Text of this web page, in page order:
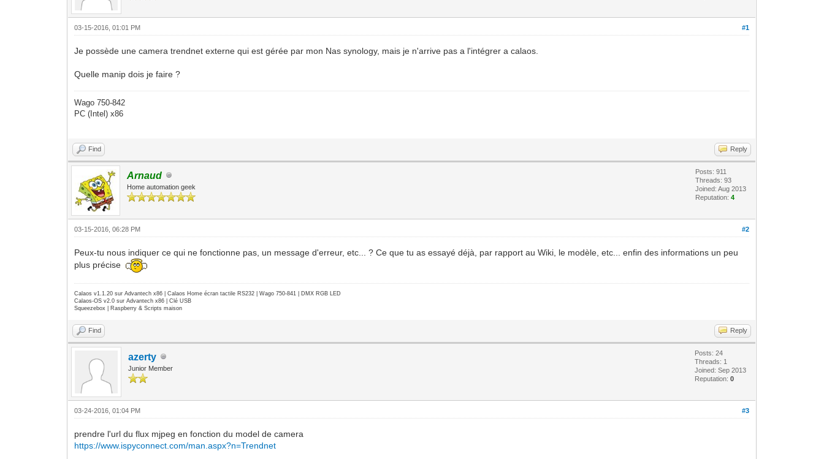
#1
03-15-2016, 01:01 PM
Je possède une camera trendnet externe qui est gérée par mon Nas synology, mais je n'arrive pas a l'intégrer a calaos.
Quelle manip dois je faire ?
Wago 750-842
PC (Intel) x86
Find Reply
Arnaud
Home automation geek
Posts: 911
Threads: 93
Joined: Aug 2013
Reputation:4
#2
03-15-2016, 06:28 PM
Peux-tu nous indiquer ce qui ne fonctionne pas, un message d'erreur, etc... ? Ce que tu as essayé déjà, par rapport au Wiki, le modèle, etc... enfin des informations un peu
plus précise
Calaos v1.1.20 sur Advantech x86 | Calaos Home écran tactile RS232 | Wago 750-841 | DMX RGB LED
Calaos-OS v2.0 sur Advantech x86 | Clé USB
Squeezebox | Raspberry & Scripts maison
Find Reply
azerty
Junior Member
Posts: 24
Threads: 1
Joined: Sep 2013
Reputation:0
#3
03-24-2016, 01:04 PM
prendre l'url du flux mjpeg en fonction du model de camera
https://www.ispyconnect.com/man.aspx?n=Trendnet